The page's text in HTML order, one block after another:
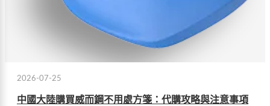
2026-07-25
中國大陸購買威而鋼不用處方箋：代購攻略與注意事項